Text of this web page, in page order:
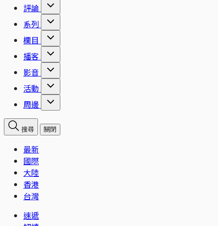
評論
系列
欄目
播客
影音
活動
周邊
搜尋 關閉
最新
國際
大陸
香港
台灣
速遞